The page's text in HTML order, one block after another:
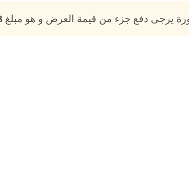
يرجى دفع جزء من قيمة العرض و هو مبلغ